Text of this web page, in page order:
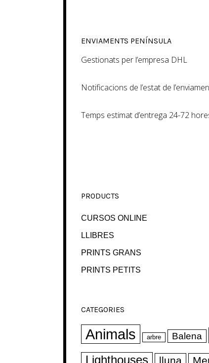
ENVIAMENTS PENÍNSULA
Gestionats per l’empresa DHL
Notificacions de l’estat de
Temps estimat d’entrega 24-72
PRODUCTS
CURSOS ONLINE
LLIBRES
PRINTS GRANS
PRINTS PETITS
CATEGORIES
Animals arbre Balena
Lighthouses lluna